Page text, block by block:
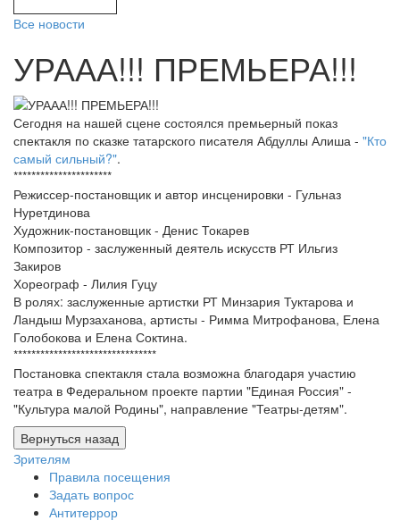
Все новости
УРААА!!! ПРЕМЬЕРА!!!
Сегодня на нашей сцене состоялся премьерный показ
спектакля по сказке татарского писателя Абдуллы Алиша - "Кто
самый сильный?".
**********************
Режиссер-постановщик и автор инсценировки - Гульназ
Нуретдинова
Художник-постановщик - Денис Токарев
Композитор - заслуженный деятель искусств РТ Ильгиз
Закиров
Хореограф - Лилия Гуцу
В ролях: заслуженные артистки РТ Минзария Туктарова и
Ландыш Мурзаханова, артисты - Римма Митрофанова, Елена
Голобокова и Елена Соктина.
********************************
Постановка спектакля стала возможна благодаря участию
театра в Федеральном проекте партии "Единая Россия" -
"Культура малой Родины", направление "Театры-детям".
Зрителям
Правила посещения
Задать вопрос
Антитеррор